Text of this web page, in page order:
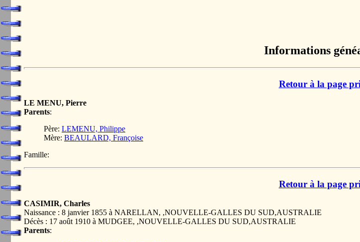
Informations
Retour à la page
LE MENU, Pierre
Parents:
Père: LEMENU, Philippe
Mère: BEAULARD, Françoise
Famille:
Retour à la page
CASIMIR, Charles
Naissance : 8 janvier 1855 à NARELLAN, ,NOUVELLE-GALLES DU SUD,AUSTRALIE
Décès : 17 août 1910 à MUDGEE, ,NOUVELLE-GALLES DU SUD,AUSTRALIE
Parents: